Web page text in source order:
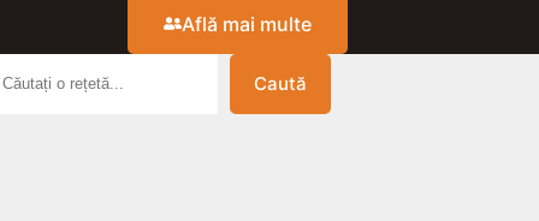
Află mai multe
Caută